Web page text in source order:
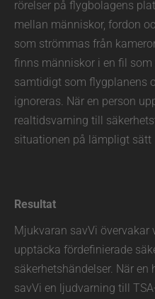
rörelser på flygbolagens
mellan människor, fordon
som strömmas från
finns människor i en fil
samtidigt som flygplanens
ignoreras. När en person
realtidsvarning till
situationen på lämpligt sätt
Resultat
Mjukvaran savVi
upptäcka fördefinierade
säkerhetshändelser. När
savVi en ljudvarning till